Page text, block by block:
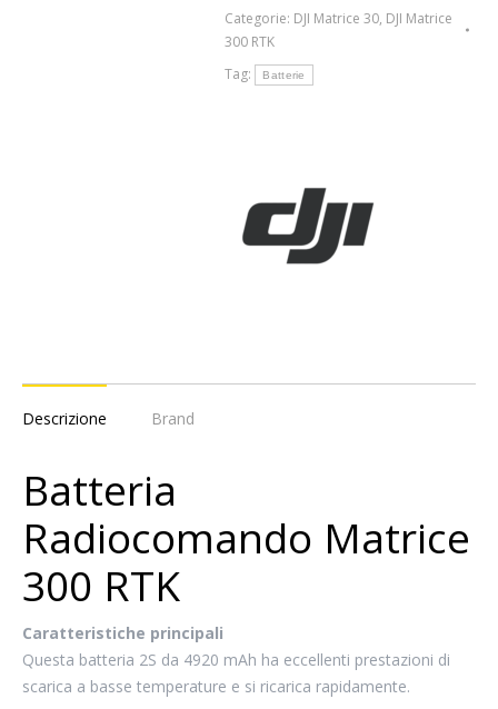
Categorie: DJI Matrice 30, DJI Matrice
300 RTK
Tag:
Batterie
Descrizione Brand
Batteria
Radiocomando Matrice
300 RTK
Caratteristiche principali
Questa batteria 2S da 4920 mAh ha eccellenti prestazioni di
scarica a basse temperature e si ricarica rapidamente.